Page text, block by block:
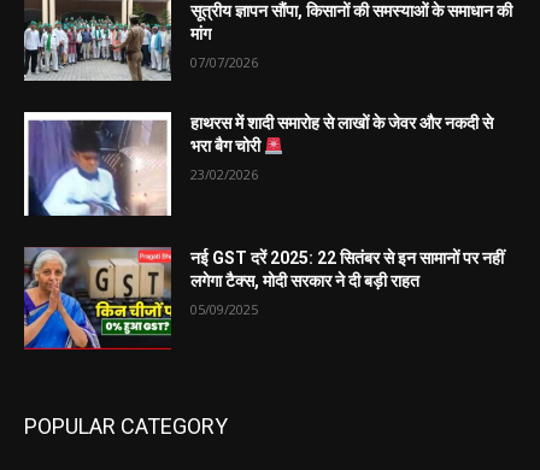
सूत्रीय ज्ञापन सौंपा, किसानों की समस्याओं के समाधान की
मांग
07/07/2026
हाथरस में शादी समारोह से लाखों के जेवर और नकदी से
भरा बैग चोरी
23/02/2026
नई GST दरें 2025: 22 सितंबर से इन सामानों पर नहीं
लगेगा टैक्स, मोदी सरकार ने दी बड़ी राहत
05/09/2025
POPULAR CATEGORY